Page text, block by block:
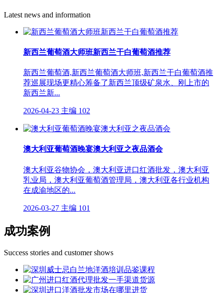
Latest news and information
新西兰葡萄酒大师班新西兰干白葡萄酒推荐
新西兰葡萄酒,新西兰葡萄酒大师班,新西兰干白葡萄酒推
荐巡展现场更精心筹备了新西兰顶级矿泉水、刚上市的
新西兰新...
2026-04-23 主编 102
澳大利亚葡萄酒晚宴澳大利亚之夜品酒会
澳大利亚谷物协会，澳大利亚进口红酒批发，澳大利亚
乳业局，澳大利亚葡萄酒管理局，澳大利亚各行业机构
在成渝地区的...
2026-03-27 主编 101
成功案例
Success stories and customer shows